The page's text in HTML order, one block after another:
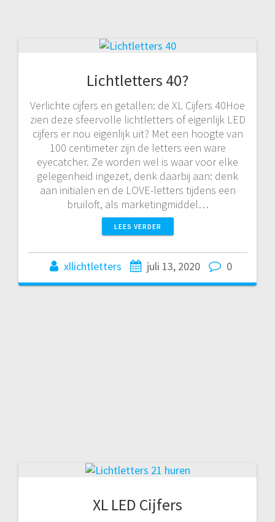
Lichtletters 40?
Verlichte cijfers en getallen: de XL Cijfers 40Hoe
zien deze sfeervolle lichtletters of eigenlijk LED
cijfers er nou eigenlijk uit? Met een hoogte van
100 centimeter zijn de letters een ware
eyecatcher. Ze worden wel is waar voor elke
gelegenheid ingezet, denk daarbij aan: denk
aan initialen en de LOVE-letters tijdens een
bruiloft, als marketingmiddel…
LEES VERDER
xllichtletters juli 13, 2020 0
XL LED Cijfers